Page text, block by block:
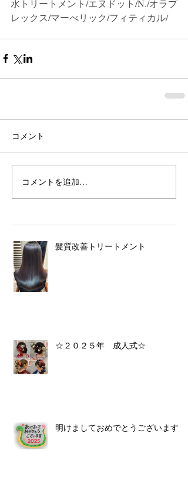
水トリートメント/エヌドット/N./オラプ
レックス/マーべリック/フィティカル/
コメント
コメントを追加…
髪質改善トリートメント
☆２０２５年 成人式☆
明けましておめでとうございます！